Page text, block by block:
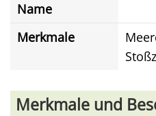
Name
Merkmale
Merkmale und